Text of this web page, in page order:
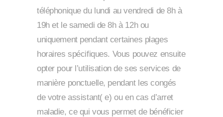
téléphonique du lundi au vendredi de 8h à
19h et le samedi de 8h à 12h ou
uniquement pendant certaines plages
horaires spécifiques. Vous pouvez ensuite
opter pour l’utilisation de ses services de
manière ponctuelle, pendant les congés
de votre assistant( e) ou en cas d’arret
maladie, ce qui vous permet de bénéficier